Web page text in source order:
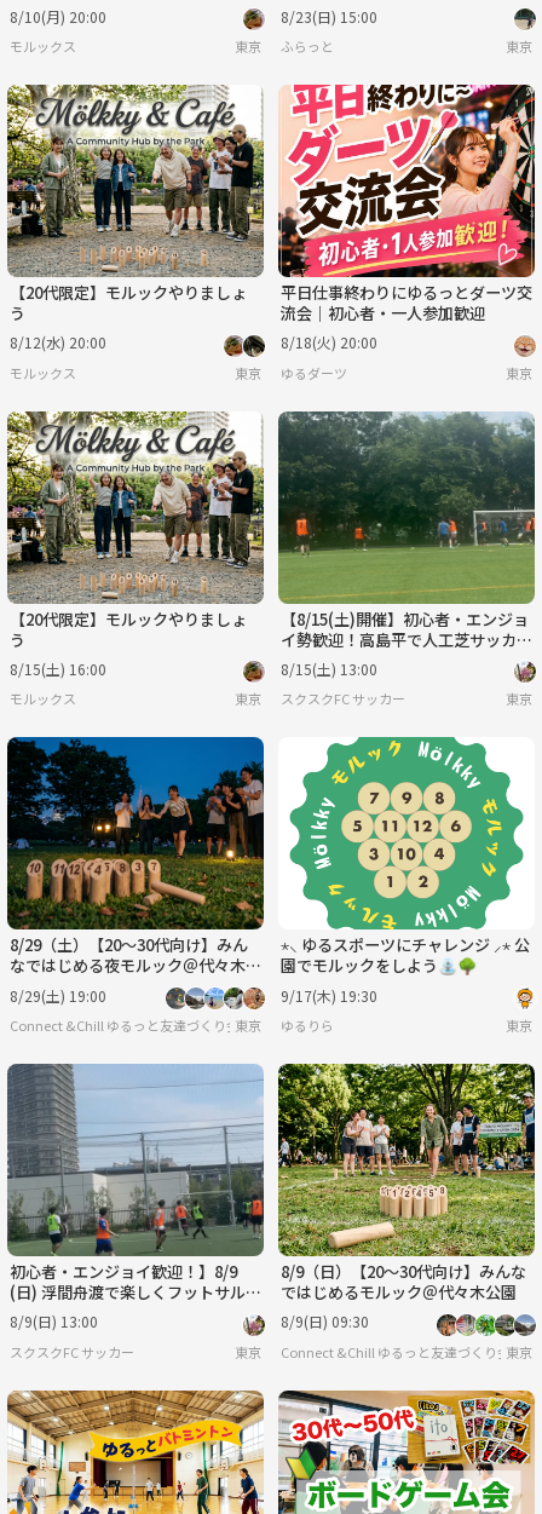
8/10(月) 20:00
モルックス 東京
8/23(日) 15:00
ふらっと 東京
【20代限定】モルックやりましょ
う
8/12(水) 20:00
モルックス 東京
平日仕事終わりにゆるっとダーツ交
流会｜初心者・一人参加歓迎
8/18(火) 20:00
ゆるダーツ 東京
【20代限定】モルックやりましょ
う
8/15(土) 16:00
モルックス 東京
【8/15(土)開催】初心者・エンジョ
イ勢歓迎！高島平で人工芝サッカ
ー！
8/15(土) 13:00
スクスクFC サッカー 東京
8/29（土）【20～30代向け】みん
なではじめる夜モルック＠代々木公
園
8/29(土) 19:00
Connect &Chill ゆるっと友達づくり会東京
⋆⸜ ゆるスポーツにチャレンジ ⸝⋆ 公
園でモルックをしよう⛲🌳
9/17(木) 19:30
ゆるりら 東京
初心者・エンジョイ歓迎！】8/9
(日) 浮間舟渡で楽しくフットサル！
⚽️
8/9(日) 13:00
スクスクFC サッカー 東京
8/9（日）【20～30代向け】みんな
ではじめるモルック＠代々木公園
8/9(日) 09:30
Connect &Chill ゆるっと友達づくり会東京